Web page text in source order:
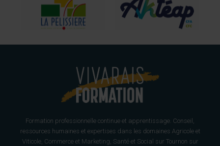
Formation professionnelle continue et apprentissage. Conseil,
ressources humaines et expertises dans les domaines Agricole et
Viticole, Commerce et Marketing, Santé et Social sur Tournon sur